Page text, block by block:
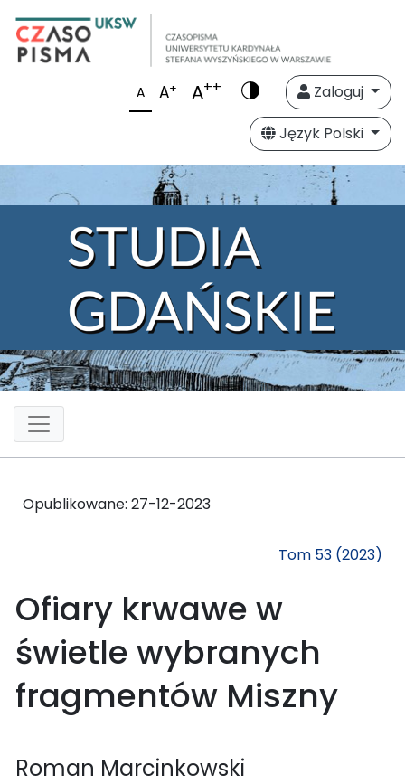
A A+ A++
Zaloguj
Język Polski
Opublikowane: 27-12-2023
Tom 53 (2023)
Ofiary krwawe w
świetle wybranych
fragmentów Miszny
Roman Marcinkowski